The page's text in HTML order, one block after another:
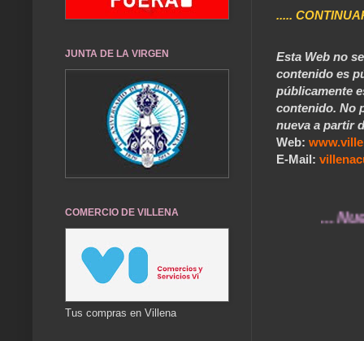
.....
Esta Web no
contenido es
públicamente
contenido. No
nueva a partir
Web:
E-Mail:
... Nuestros
JUNTA DE LA VIRGEN
COMERCIO DE VILLENA
Tus compras en Villena